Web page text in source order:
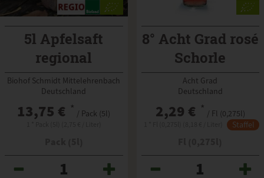
5l Apfelsaft
regional
Streuobst
Biohof Schmidt Mittelehrenbach
Deutschland
13,75 € * / Pack (5l)
8° Acht Grad rosé
Schorle
Acht Grad
Deutschland
2,29 € * / Fl (0,275l)
Staffel